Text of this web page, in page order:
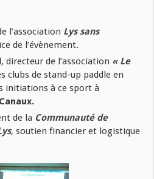
l’association Lys sans
de l’évènement.
, directeur de l’association « Le
clubs de stand-up paddle en
initiations à ce sport à
de la Communauté de
, soutien financier et logistique